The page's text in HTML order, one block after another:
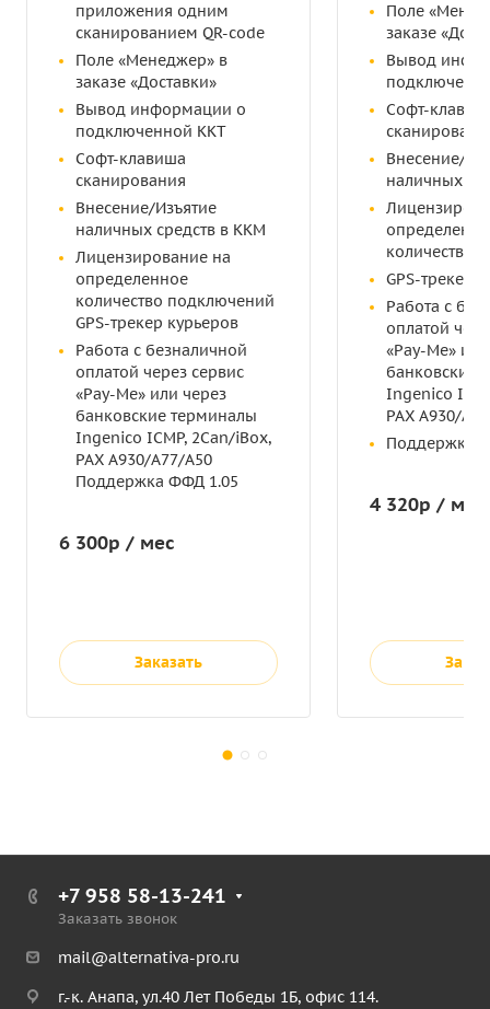
приложения одним
сканированием QR-code
Поле «Менеджер» в
заказе «Доставки»
Вывод информации о
подключенной ККТ
Софт-клавиша
сканирования
Внесение/Изъятие
наличных средств в ККМ
Лицензирование на
определенное
количество подключений
GPS-трекер курьеров
Работа с безналичной
оплатой через сервис
«Pay-Me» или через
банковские терминалы
Ingenico ICMP, 2Can/iBox,
PAX A930/A77/A50
Поддержка ФФД 1.05
6 300р / мес
Заказать
Поле
заказе
Вывод
Софт-
Внесение/
наличных
количество
GPS-трекер
Работа с
оплатой
«Pay-Me»
банковские
Ingenico
PAX A930/
Поддержка
4 320р / мес
+7 958 58-13-241
Заказать звонок
mail@alternativa-pro.ru
г.-к. Анапа, ул.40 Лет Победы 1Б, офис 114.